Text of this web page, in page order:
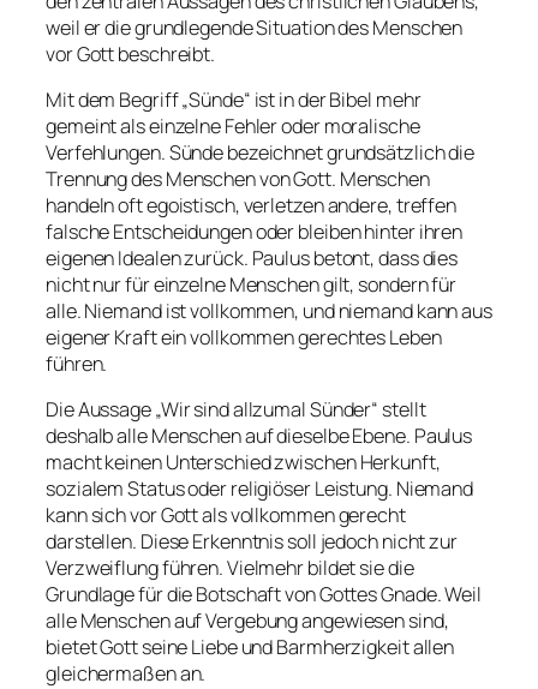
weil er die grundlegende Situation des Menschen
vor Gott beschreibt.
Mit dem Begriff „Sünde“ ist in der Bibel mehr
gemeint als einzelne Fehler oder moralische
Verfehlungen. Sünde bezeichnet grundsätzlich die
Trennung des Menschen von Gott. Menschen
handeln oft egoistisch, verletzen andere, treffen
falsche Entscheidungen oder bleiben hinter ihren
eigenen Idealen zurück. Paulus betont, dass dies
nicht nur für einzelne Menschen gilt, sondern für
alle. Niemand ist vollkommen, und niemand kann aus
eigener Kraft ein vollkommen gerechtes Leben
führen.
Die Aussage „Wir sind allzumal Sünder“ stellt
deshalb alle Menschen auf dieselbe Ebene. Paulus
macht keinen Unterschied zwischen Herkunft,
sozialem Status oder religiöser Leistung. Niemand
kann sich vor Gott als vollkommen gerecht
darstellen. Diese Erkenntnis soll jedoch nicht zur
Verzweiflung führen. Vielmehr bildet sie die
Grundlage für die Botschaft von Gottes Gnade. Weil
alle Menschen auf Vergebung angewiesen sind,
bietet Gott seine Liebe und Barmherzigkeit allen
gleichermaßen an.